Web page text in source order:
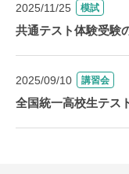
2025/11/25 模試
共通テスト体験受験
2025/09/10 講習会
全国統一高校生テス